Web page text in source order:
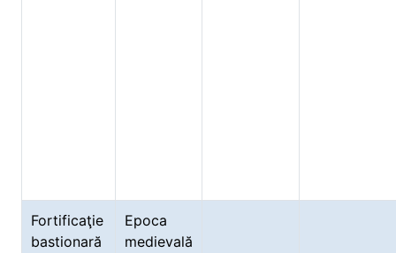
Fortificaţie
bastionară
Epoca
medievală